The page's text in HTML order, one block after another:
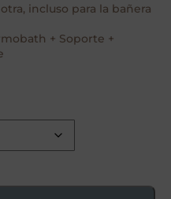
incluso para la bañera
+ Soporte +